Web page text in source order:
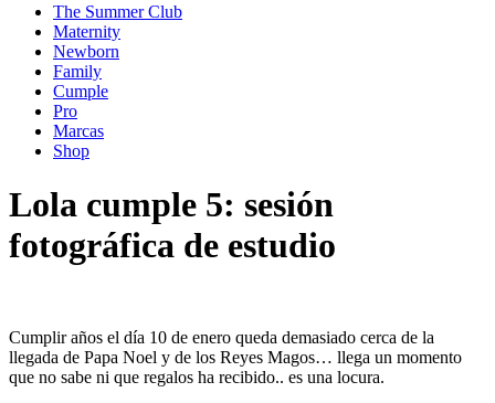
The Summer Club
Maternity
Newborn
Family
Cumple
Pro
Marcas
Shop
Lola cumple 5: sesión
fotográfica de estudio
Cumplir años el día 10 de enero queda demasiado cerca de la
llegada de Papa Noel y de los Reyes Magos… llega un momento
que no sabe ni que regalos ha recibido.. es una locura.